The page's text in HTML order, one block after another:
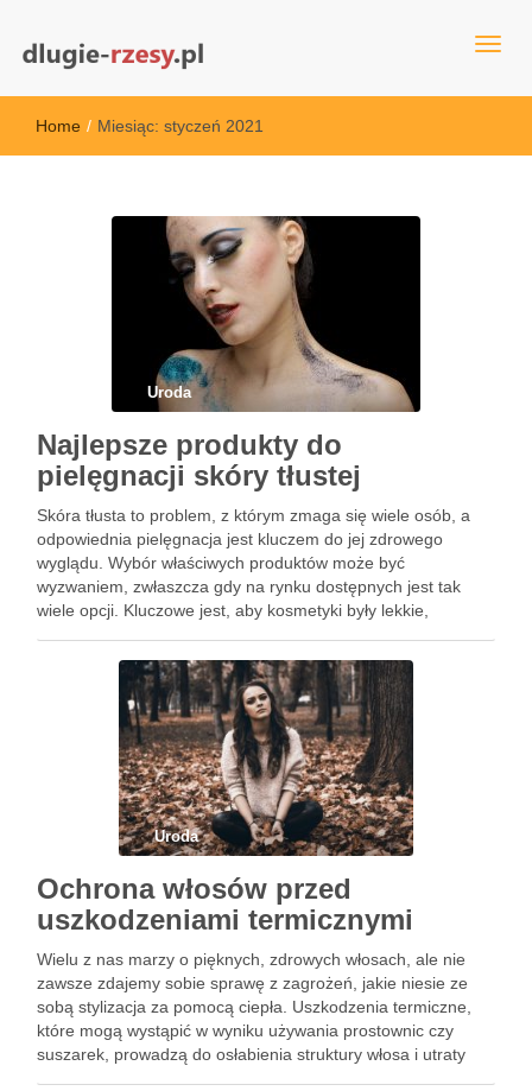
dlugie-rzesy.pl
Home / Miesiąc: styczeń 2021
Uroda
Najlepsze produkty do
pielęgnacji skóry tłustej
Skóra tłusta to problem, z którym zmaga się wiele osób, a
odpowiednia pielęgnacja jest kluczem do jej zdrowego
wyglądu. Wybór właściwych produktów może być
wyzwaniem, zwłaszcza gdy na rynku dostępnych jest tak
wiele opcji. Kluczowe jest, aby kosmetyki były lekkie,
sebum. Odpowiednio dobrane żele, …
Uroda
Ochrona włosów przed
uszkodzeniami termicznymi
Wielu z nas marzy o pięknych, zdrowych włosach, ale nie
zawsze zdajemy sobie sprawę z zagrożeń, jakie niesie ze
sobą stylizacja za pomocą ciepła. Uszkodzenia termiczne,
które mogą wystąpić w wyniku używania prostownic czy
suszarek, prowadzą do osłabienia struktury włosa i utraty